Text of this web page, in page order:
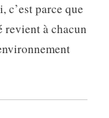
c’est parce que
revient à chacun